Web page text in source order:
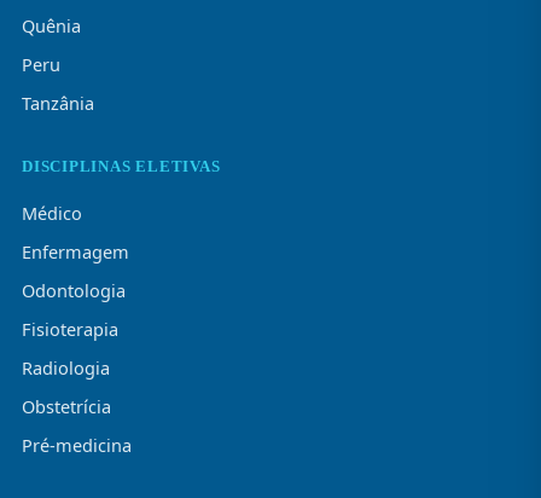
Quênia
Peru
Tanzânia
DISCIPLINAS ELETIVAS
Médico
Enfermagem
Odontologia
Fisioterapia
Radiologia
Obstetrícia
Pré-medicina